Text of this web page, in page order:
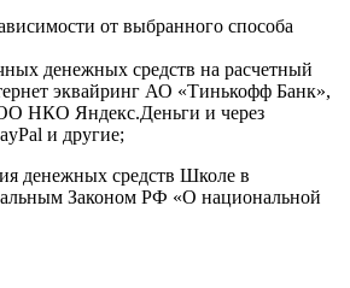
от выбранного способа
денежных средств на расчетный
эквайринг АО «Тинькофф Банк»,
НКО Яндекс.Деньги и через
и другие;
денежных средств Школе в
Законом РФ «О национальной